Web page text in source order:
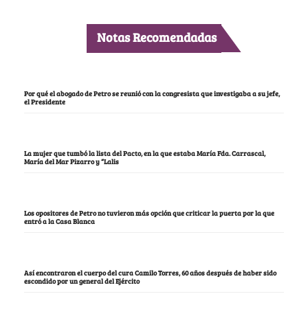
Notas Recomendadas
Por qué el abogado de Petro se reunió con la congresista que investigaba a su jefe,
el Presidente
La mujer que tumbó la lista del Pacto, en la que estaba María Fda. Carrascal,
María del Mar Pizarro y “Lalis
Los opositores de Petro no tuvieron más opción que criticar la puerta por la que
entró a la Casa Blanca
Así encontraron el cuerpo del cura Camilo Torres, 60 años después de haber sido
escondido por un general del Ejército